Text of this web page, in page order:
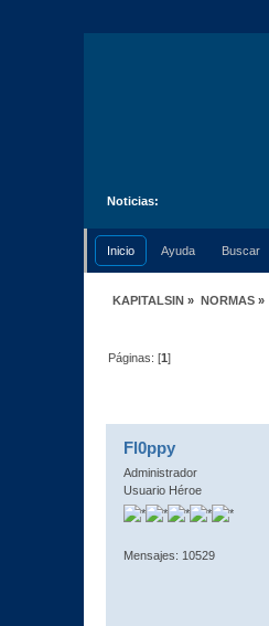
Noticias:
Inicio Ayuda Buscar
KAPITALSIN » NORMAS»
Páginas: [1]
Fl0ppy
Administrador
Usuario Héroe
Mensajes: 10529